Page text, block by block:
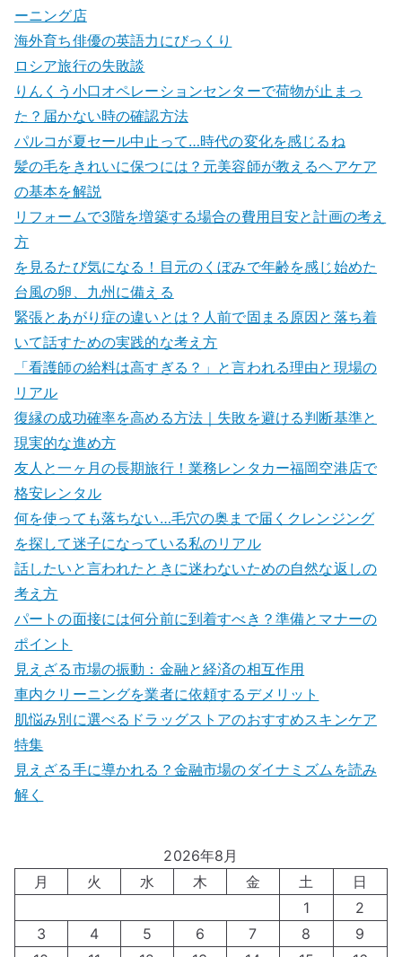
ーニング店
海外育ち俳優の英語力にびっくり
ロシア旅行の失敗談
りんくう小口オペレーションセンターで荷物が止まっ
た？届かない時の確認方法
パルコが夏セール中止って…時代の変化を感じるね
髪の毛をきれいに保つには？元美容師が教えるヘアケア
の基本を解説
リフォームで3階を増築する場合の費用目安と計画の考え
方
を見るたび気になる！目元のくぼみで年齢を感じ始めた
台風の卵、九州に備える
緊張とあがり症の違いとは？人前で固まる原因と落ち着
いて話すための実践的な考え方
「看護師の給料は高すぎる？」と言われる理由と現場の
リアル
復縁の成功確率を高める方法｜失敗を避ける判断基準と
現実的な進め方
友人と一ヶ月の長期旅行！業務レンタカー福岡空港店で
格安レンタル
何を使っても落ちない…毛穴の奥まで届くクレンジング
を探して迷子になっている私のリアル
話したいと言われたときに迷わないための自然な返しの
考え方
パートの面接には何分前に到着すべき？準備とマナーの
ポイント
見えざる市場の振動：金融と経済の相互作用
車内クリーニングを業者に依頼するデメリット
肌悩み別に選べるドラッグストアのおすすめスキンケア
特集
見えざる手に導かれる？金融市場のダイナミズムを読み
解く
2026年8月
月
火 水 木 金 土
日
1
2
3
4 5 6 7 8
9